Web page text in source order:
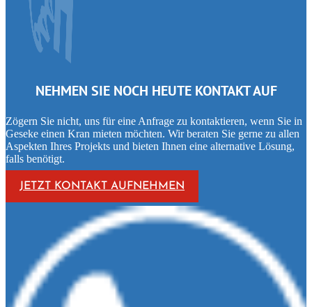
NEHMEN SIE NOCH HEUTE KONTAKT AUF
Zögern Sie nicht, uns für eine Anfrage zu kontaktieren, wenn Sie in
Geseke einen Kran mieten möchten. Wir beraten Sie gerne zu allen
Aspekten Ihres Projekts und bieten Ihnen eine alternative Lösung,
falls benötigt.
JETZT KONTAKT AUFNEHMEN